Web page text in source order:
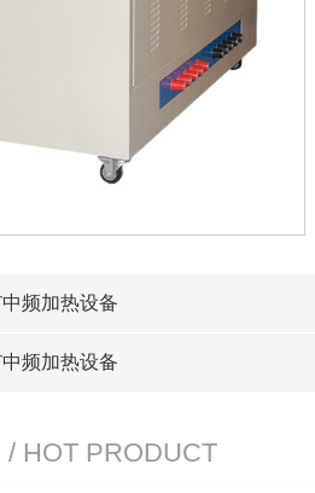
频加热设备
中频加热设备
/ HOT PRODUCT